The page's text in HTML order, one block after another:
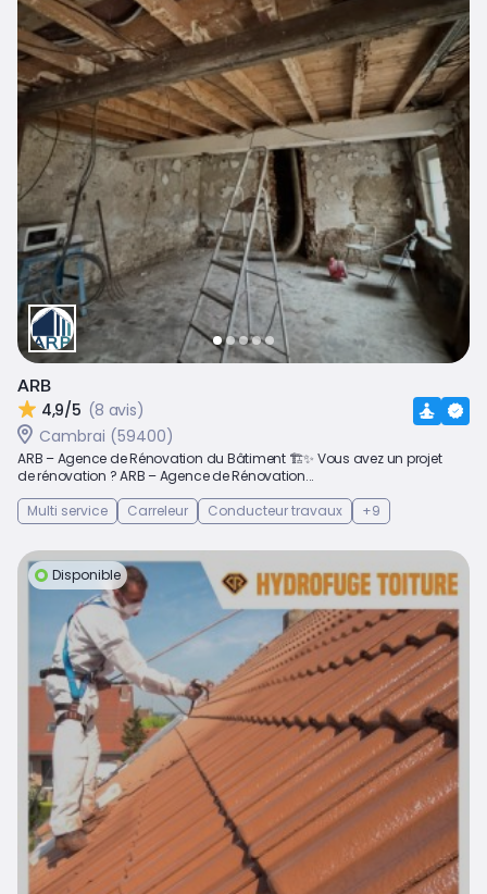
ARB
4,9/5 (8 avis)
Cambrai (59400)
ARB – Agence de Rénovation du Bâtiment 🏗️✨ Vous avez un projet
de rénovation ? ARB – Agence de Rénovation...
Multi service
Carreleur Conducteur travaux +9
Disponible